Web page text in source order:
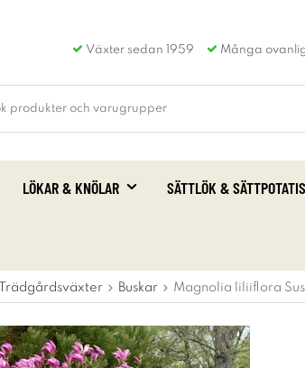
Växter sedan 1959 Många
LÖKAR & KNÖLAR SÄTTLÖK & SÄTTPOTATIS
Trädgårdsväxter Buskar Magnolia liliiflora